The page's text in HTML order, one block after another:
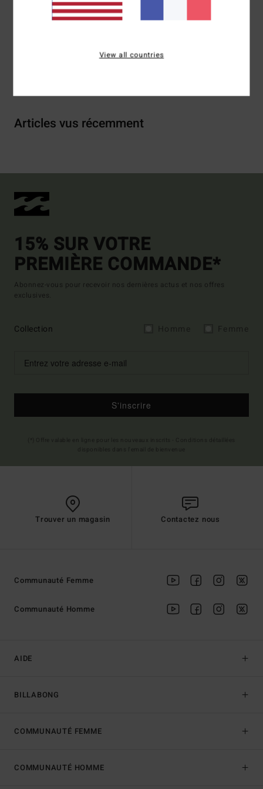
polyester
Articles vus récemment
15% SUR VOTRE
PREMIÈRE COMMANDE*
Abonnez-vous pour recevoir nos dernières actus et nos offres
exclusives.
Collection
S'inscrire
Trouver un magasin Contactez nous
AIDE
BILLABONG
Communauté Femme
Communauté Homme
COMMUNAUTÉ FEMME
COMMUNAUTÉ HOMME
View all countries